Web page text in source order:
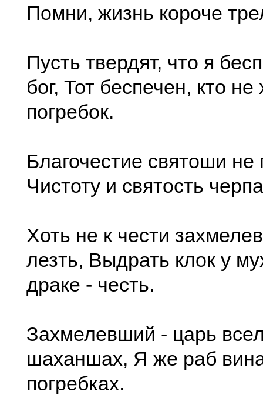
Помни, жизнь короче
Пусть твердят, что я
бог, Тот беспечен, кто не
погребок.
Благочестие святоши не
Чистоту и святость
Хоть не к чести
лезть, Выдрать клок у
драке - честь.
Захмелевший - царь
шаханшах, Я же раб
погребках.